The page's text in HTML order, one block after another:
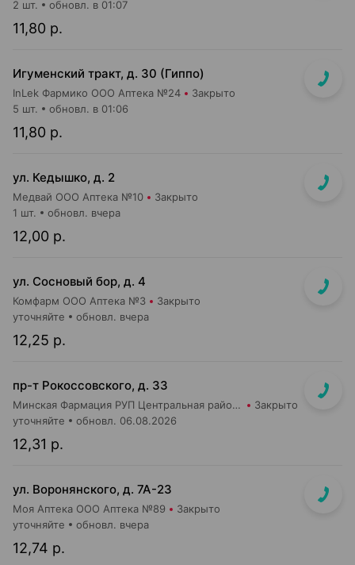
11,80 р.
2 шт. обновл. в 01:07
Игуменский тракт, д. 30 (Гиппо)
InLek Фармико ООО Аптека №24 Закрыто
11,80 р.
5 шт. обновл. в 01:06
ул. Кедышко, д. 2
Медвай ООО Аптека №10 Закрыто
12,00 р.
1 шт. обновл. вчера
ул. Сосновый бор, д. 4
Комфарм ООО Аптека №3 Закрыто
12,25 р.
уточняйте обновл. вчера
пр-т Рокоссовского, д. 33
Минская Фармация РУП Центральная районная аптека №182 Закрыто
12,31 р.
уточняйте обновл. 06.08.2026
ул. Воронянского, д. 7А-23
Моя Аптека ООО Аптека №89 Закрыто
12,74 р.
уточняйте обновл. вчера